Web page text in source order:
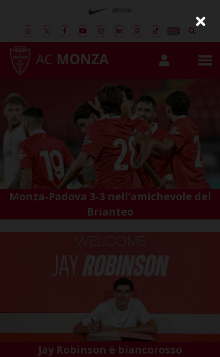
AC MONZA
Monza-Padova 3-3 nell’amichevole del
Brianteo
Jay Robinson è biancorosso